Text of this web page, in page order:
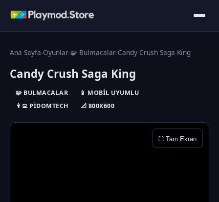
Ana Sayfa›Oyunlar›🧩 Bulmacalar›Candy Crush Saga King
Candy Crush Saga King
🧩 BULMACALAR
📱 MOBIL UYUMLU
👨‍💻 PIDOMTECH
📐 800X600
⛶ Tam Ekran